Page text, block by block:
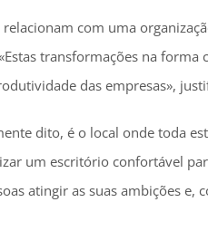
relacionam com uma
transformações na
das empresas»,
dito, é o local onde toda
um escritório confortável
atingir as suas ambições